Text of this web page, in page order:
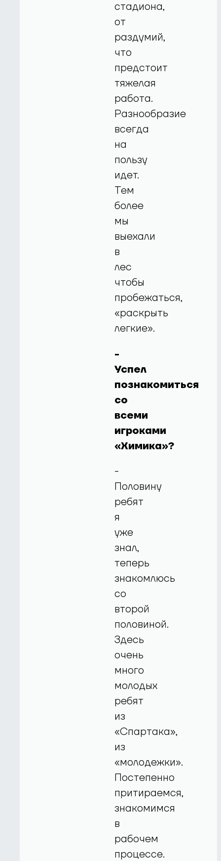
стадиона,
от
раздумий,
что
предстоит
тяжелая
работа.
Разнообразие
всегда
на
пользу
идет.
Тем
более
мы
выехали
в
лес
чтобы
пробежаться,
«раскрыть
легкие».
-
Успел
познакомиться
со
всеми
игроками
«Химика»?
-
Половину
ребят
я
уже
знал,
теперь
знакомлюсь
со
второй
половиной.
Здесь
очень
много
молодых
ребят
из
«Спартака»,
из
«молодежки».
Постепенно
притираемся,
знакомимся
в
рабочем
процессе.